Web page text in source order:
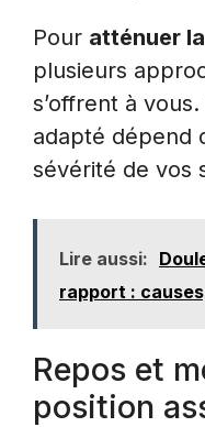
Pour atténuer
plusieurs
s’offrent à
adapté dépend
sévérité de vos
Lire aussi:
rapport :
Repos et
position